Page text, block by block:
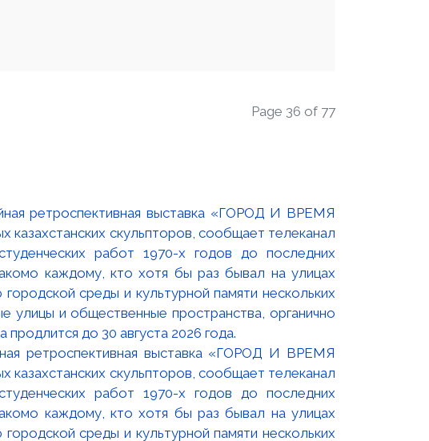
Page 36 of 77
ретроспективная выставка «ГОРОД И ВРЕМЯ
скульпторов, сообщает телеканал
работ 1970-х годов до последних
каждому, кто хотя бы раз бывал на улицах
среды и культурной памяти нескольких